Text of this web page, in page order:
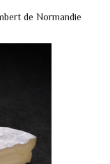
de Normandie